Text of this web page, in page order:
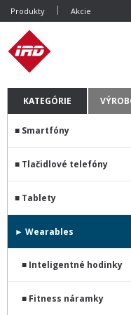
Produkty Akcie
KATEGÓRIE
Smartfóny
Tlačidlové telefóny
Tablety
Wearables
Inteligentné hodinky
Fitness náramky